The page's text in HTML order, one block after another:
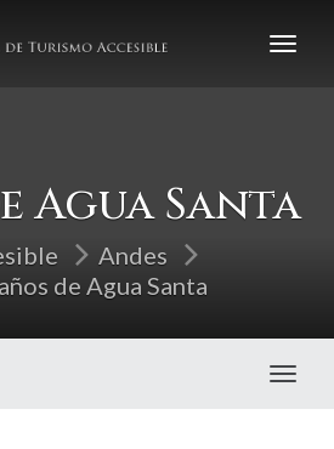
Agua Santa
Andes
de Agua Santa